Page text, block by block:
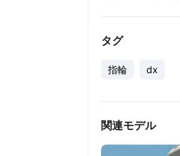
タグ
指輪 dx
関連モデル